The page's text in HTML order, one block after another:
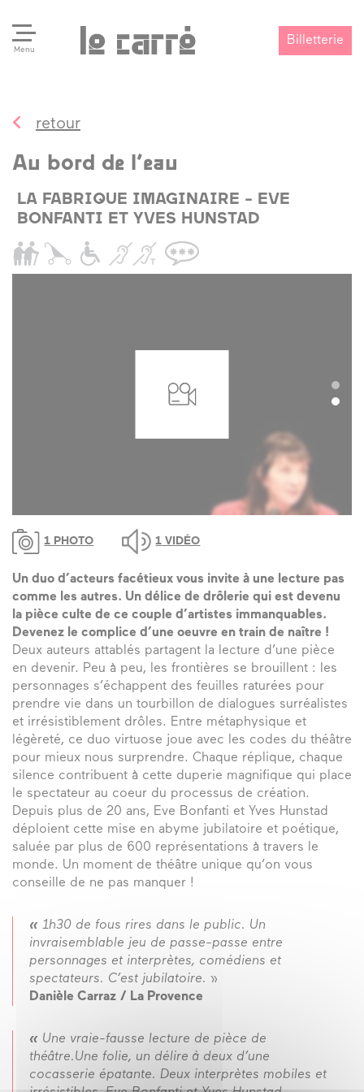
Menu
Billetterie
retour
Au bord de l’eau
LA FABRIQUE IMAGINAIRE - EVE
BONFANTI ET YVES HUNSTAD
1 PHOTO 1 VIDÉO
Un duo d’acteurs facétieux vous invite à une lecture pas
comme les autres. Un délice de drôlerie qui est devenu
la pièce culte de ce couple d’artistes immanquables.
Devenez le complice d’une oeuvre en train de naître !
Deux auteurs attablés partagent la lecture d’une pièce
en devenir. Peu à peu, les frontières se brouillent : les
personnages s’échappent des feuilles raturées pour
prendre vie dans un tourbillon de dialogues surréalistes
et irrésistiblement drôles. Entre métaphysique et
légèreté, ce duo virtuose joue avec les codes du théâtre
pour mieux nous surprendre. Chaque réplique, chaque
silence contribuent à cette duperie magnifique qui place
le spectateur au coeur du processus de création.
Depuis plus de 20 ans, Eve Bonfanti et Yves Hunstad
déploient cette mise en abyme jubilatoire et poétique,
saluée par plus de 600 représentations à travers le
monde. Un moment de théâtre unique qu’on vous
conseille de ne pas manquer !
« 1h30 de fous rires dans le public. Un
invraisemblable jeu de passe-passe entre
personnages et interprètes, comédiens et
spectateurs. C’est jubilatoire. »
Danièle Carraz / La Provence
« Une vraie-fausse lecture de pièce de
théâtre.Une folie, un délire à deux d’une
cocasserie épatante. Deux interprètes mobiles et